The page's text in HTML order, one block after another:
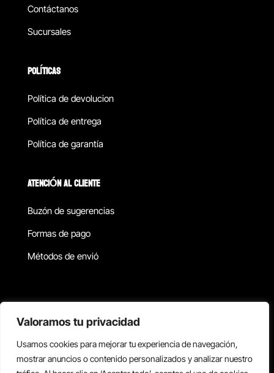
Valoramos tu privacidad
Usamos cookies para mejorar tu experiencia de navegación,
mostrar anuncios o contenido personalizados y analizar nuestro
Contáctanos
Sucursales
POLÍTICAS
Política de devolucion
Política de entrega
Política de garantía
ATENCIÓN AL CLIENTE
Buzón de sugerencias
Formas de pago
Métodos de envió
Copyright © 2026 Reisix. Todos los derechos reservados.